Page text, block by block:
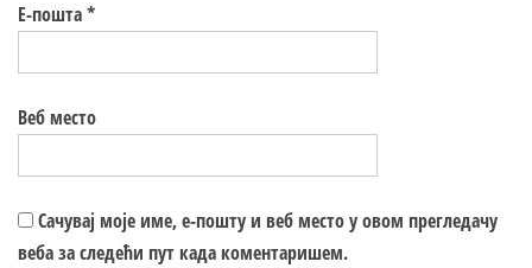
Е-пошта*
Веб место
Сачувај моје име, е-пошту и веб место у овом прегледачу
веба за следећи пут када коментаришем.